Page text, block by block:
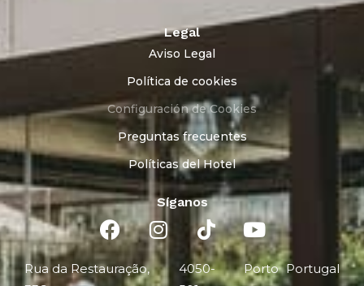
Legal
Aviso Legal
Política de cookies
Configuración de Cookies
Preguntas frecuentes
Políticas del Hotel
Síganos
Rua da Restauração,
4050-
Porto Portugal